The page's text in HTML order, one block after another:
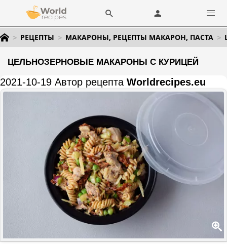
РЕЦЕПТЫ МАКАРОНЫ, РЕЦЕПТЫ МАКАРОН, ПАСТА
ЦЕЛЬНОЗЕРНОВЫЕ МАКАРОНЫ С КУРИЦЕЙ
2021-10-19 Автор рецепта Worldrecipes.eu